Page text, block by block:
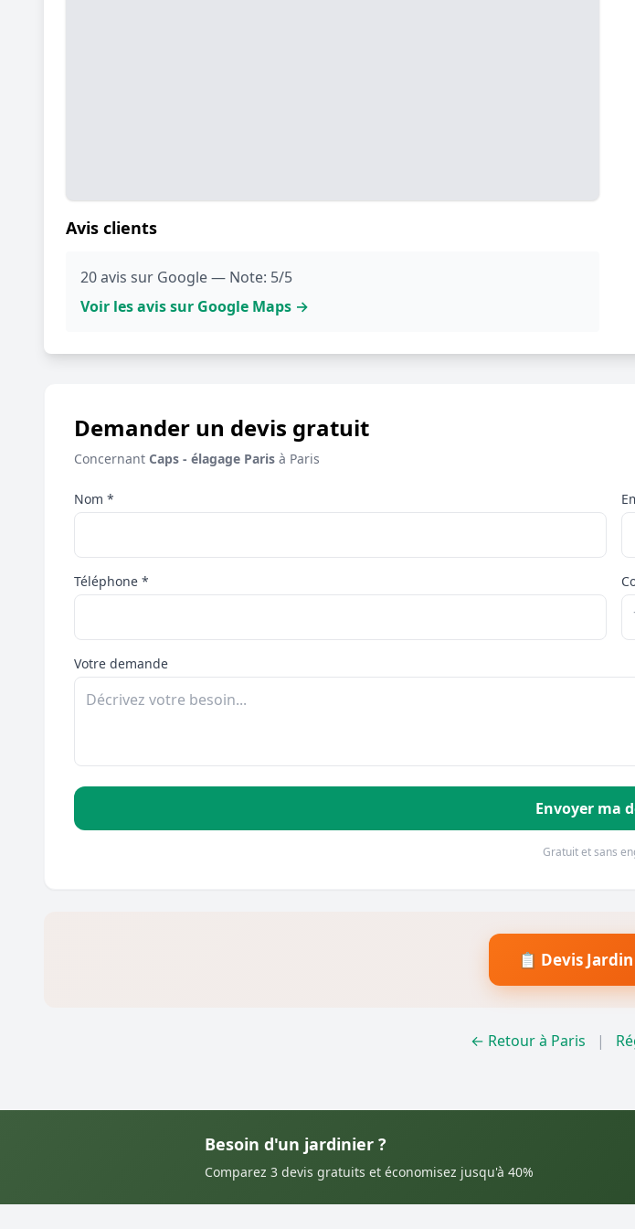
Avis clients
20 avis sur Google — Note: 5/5
Voir les avis sur Google Maps →
Demander un devis gratuit
Concernant Caps - élagage Paris à Paris
Nom *
Téléphone *
Votre demande
Envoyer ma
Gratuit et sans
📋 Devis
← Retour à Paris |
Besoin d'un jardinier ?
Comparez 3 devis gratuits et économisez jusqu'à 40%